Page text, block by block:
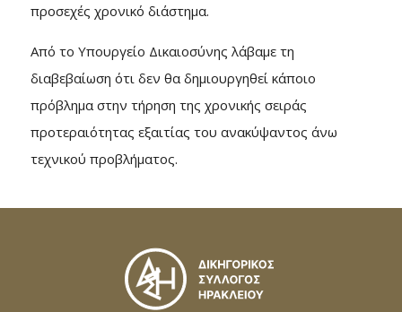
προσεχές χρονικό διάστημα.
Από το Υπουργείο Δικαιοσύνης λάβαμε τη
διαβεβαίωση ότι δεν θα δημιουργηθεί κάποιο
πρόβλημα στην τήρηση της χρονικής σειράς
προτεραιότητας εξαιτίας του ανακύψαντος άνω
τεχνικού προβλήματος.